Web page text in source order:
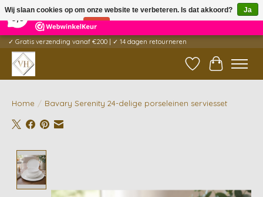
5 Reviews ×
✓ Gratis verzending vanaf €200 | ✓ 14 dagen retourneren
Verlanglijst
Home / Bavary Serenity 24-delige porseleinen serviesset
Wij slaan cookies op om onze website te verbeteren. Is dat akkoord?
Ja
Nee